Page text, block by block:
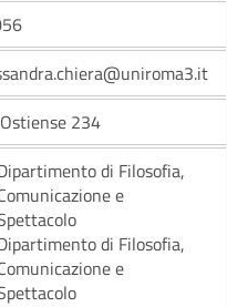
234
di Filosofia,
e
di Filosofia,
e